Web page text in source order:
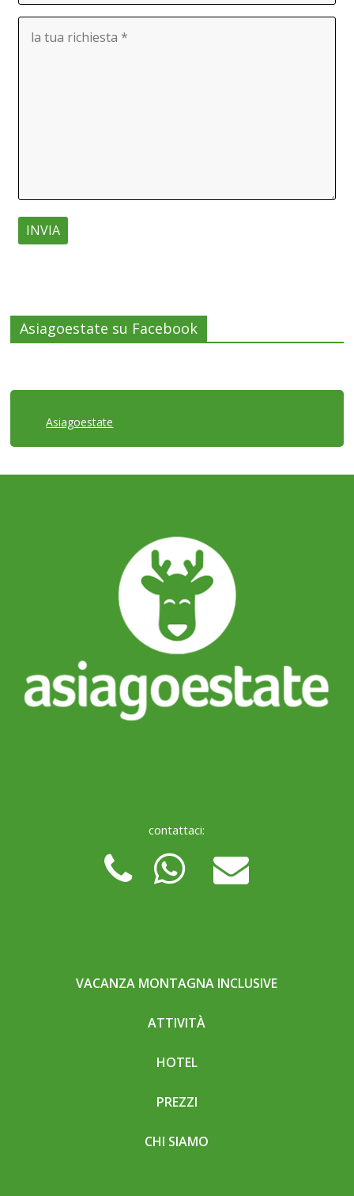
Asiagoestate su Facebook
Asiagoestate
contattaci:
VACANZA MONTAGNA INCLUSIVE
ATTIVITÀ
HOTEL
PREZZI
CHI SIAMO